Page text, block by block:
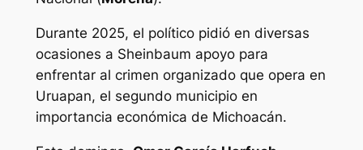
Durante 2025, el político pidió en diversas
ocasiones a Sheinbaum apoyo para
enfrentar al crimen organizado que opera en
Uruapan, el segundo municipio en
importancia económica de Michoacán.